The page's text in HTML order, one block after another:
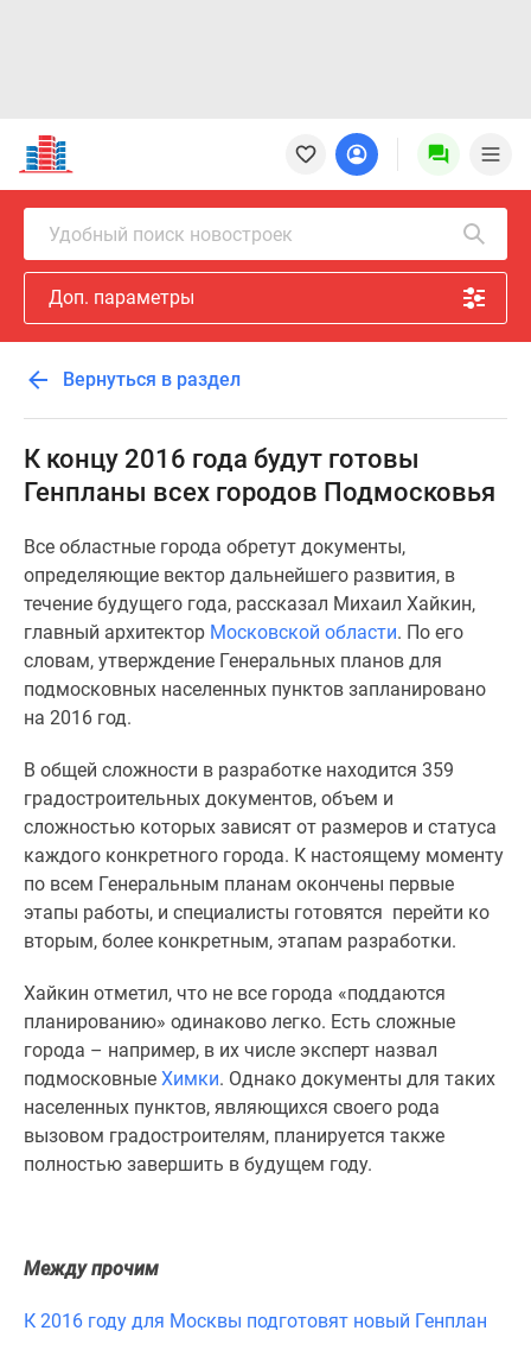
Новостройки
Квартиры
Ипотека
Новостройки
Москвы
Новостройки
Подмосковья
Новостройки
Москвы
Готовые
новостройки
Новостройки
Специальные
предложения
Коммерческие
помещения
Продавцы
застройщики
Панорамы
новостроек
Видеообзор
Экспертиза
Москвы
Подмосковья
Студии
комнатные
комнатные
Ипотечный
Удобный поиск новостроек
Доп. параметры
Вернуться в раздел
К концу 2016 года будут готовы
Генпланы всех городов Подмосковья
Все областные города обретут документы,
определяющие вектор дальнейшего развития, в
течение будущего года, рассказал Михаил Хайкин,
главный архитектор Московской области. По его
словам, утверждение Генеральных планов для
подмосковных населенных пунктов запланировано
на 2016 год.
В общей сложности в разработке находится 359
градостроительных документов, объем и
сложностью которых зависят от размеров и статуса
каждого конкретного города. К настоящему моменту
по всем Генеральным планам окончены первые
этапы работы, и специалисты готовятся перейти ко
вторым, более конкретным, этапам разработки.
Хайкин отметил, что не все города «поддаются
планированию» одинаково легко. Есть сложные
города – например, в их числе эксперт назвал
подмосковные Химки. Однако документы для таких
населенных пунктов, являющихся своего рода
вызовом градостроителям, планируется также
полностью завершить в будущем году.
Между прочим
К 2016 году для Москвы подготовят новый Генплан